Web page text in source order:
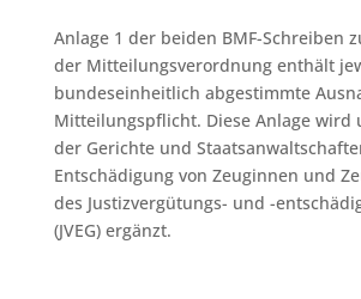
Anlage 1 der beiden BMF-Schreiben
der Mitteilungsverordnung enthält
bundeseinheitlich abgestimmte
Mitteilungspflicht. Diese Anlage wird
der Gerichte und
Entschädigung von Zeuginnen und
des Justizvergütungs- und -
(JVEG) ergänzt.